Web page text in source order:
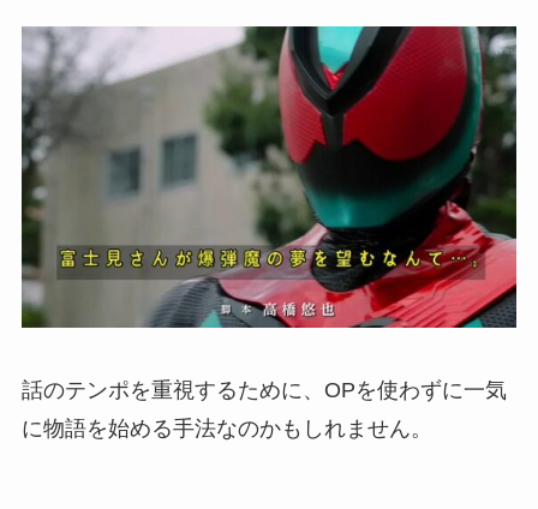
話のテンポを重視するために、OPを使わずに一気
に物語を始める手法なのかもしれません。